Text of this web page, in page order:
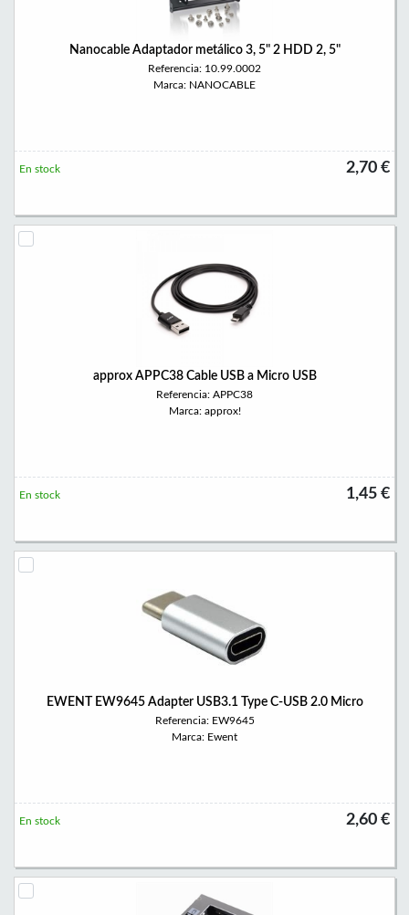
Nanocable Adaptador metálico 3, 5" 2 HDD 2, 5"
Referencia: 10.99.0002
Marca: NANOCABLE
2,70 €
En stock
approx APPC38 Cable USB a Micro USB
Referencia: APPC38
Marca: approx!
1,45 €
En stock
EWENT EW9645 Adapter USB3.1 Type C-USB 2.0 Micro
Referencia: EW9645
Marca: Ewent
2,60 €
En stock